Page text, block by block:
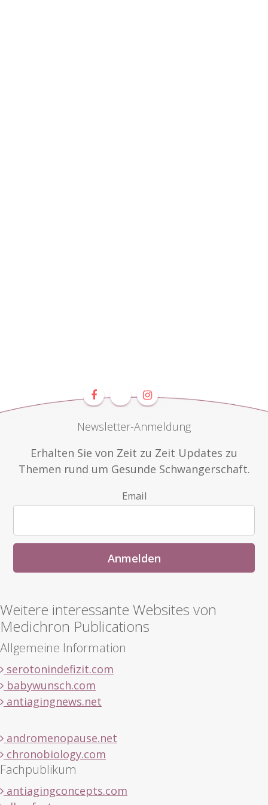
Newsletter-Anmeldung
Erhalten Sie von Zeit zu Zeit Updates zu
Themen rund um Gesunde Schwangerschaft.
Email
Weitere interessante Websites von
Medichron Publications
Allgemeine Information
serotonindefizit.com
babywunsch.com
antiagingnews.net
andromenopause.net
chronobiology.com
Fachpublikum
antiagingconcepts.com